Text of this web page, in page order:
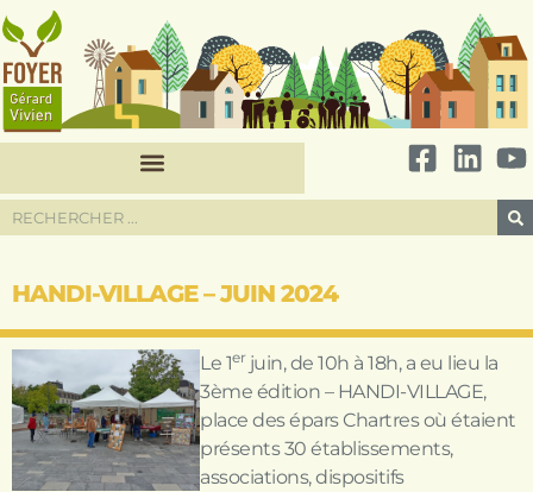
HANDI-VILLAGE – JUIN 2024
Le 1erjuin, de 10h à 18h, a eu lieu la
3ème édition – HANDI-VILLAGE,
place des épars Chartres où étaient
présents 30 établissements,
associations, dispositifs